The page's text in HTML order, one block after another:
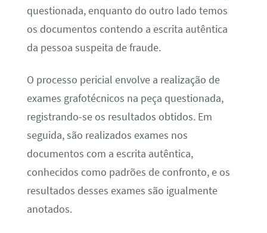
questionada, enquanto do outro lado temos
os documentos contendo a escrita autêntica
da pessoa suspeita de fraude.
O processo pericial envolve a realização de
exames grafotécnicos na peça questionada,
registrando-se os resultados obtidos. Em
seguida, são realizados exames nos
documentos com a escrita autêntica,
conhecidos como padrões de confronto, e os
resultados desses exames são igualmente
anotados.